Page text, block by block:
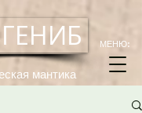
мантика
МЕНЮ: